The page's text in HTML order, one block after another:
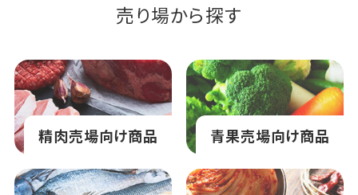
売り場から探す
精肉売場向け商品 青果売場向け商品